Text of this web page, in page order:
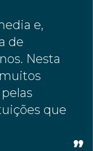
e,
de
Nesta
que